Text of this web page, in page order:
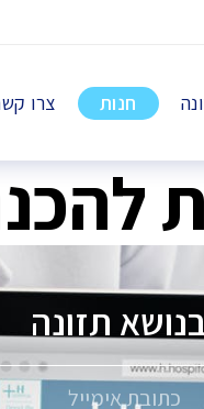
חנות צרו
תזונה